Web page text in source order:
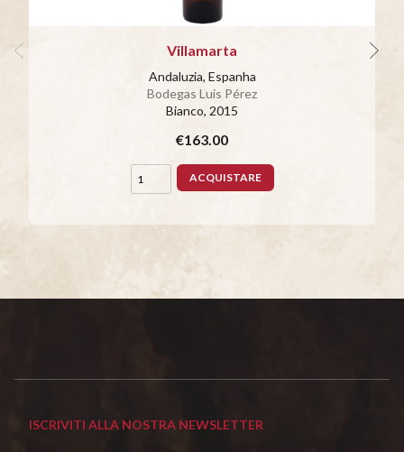
Villamarta
Andaluzia, Espanha
Bodegas Luis Pérez
Bianco, 2015
€163.00
ACQUISTARE
ISCRIVITI ALLA NOSTRA NEWSLETTER